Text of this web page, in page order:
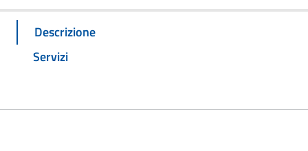
Descrizione
Servizi